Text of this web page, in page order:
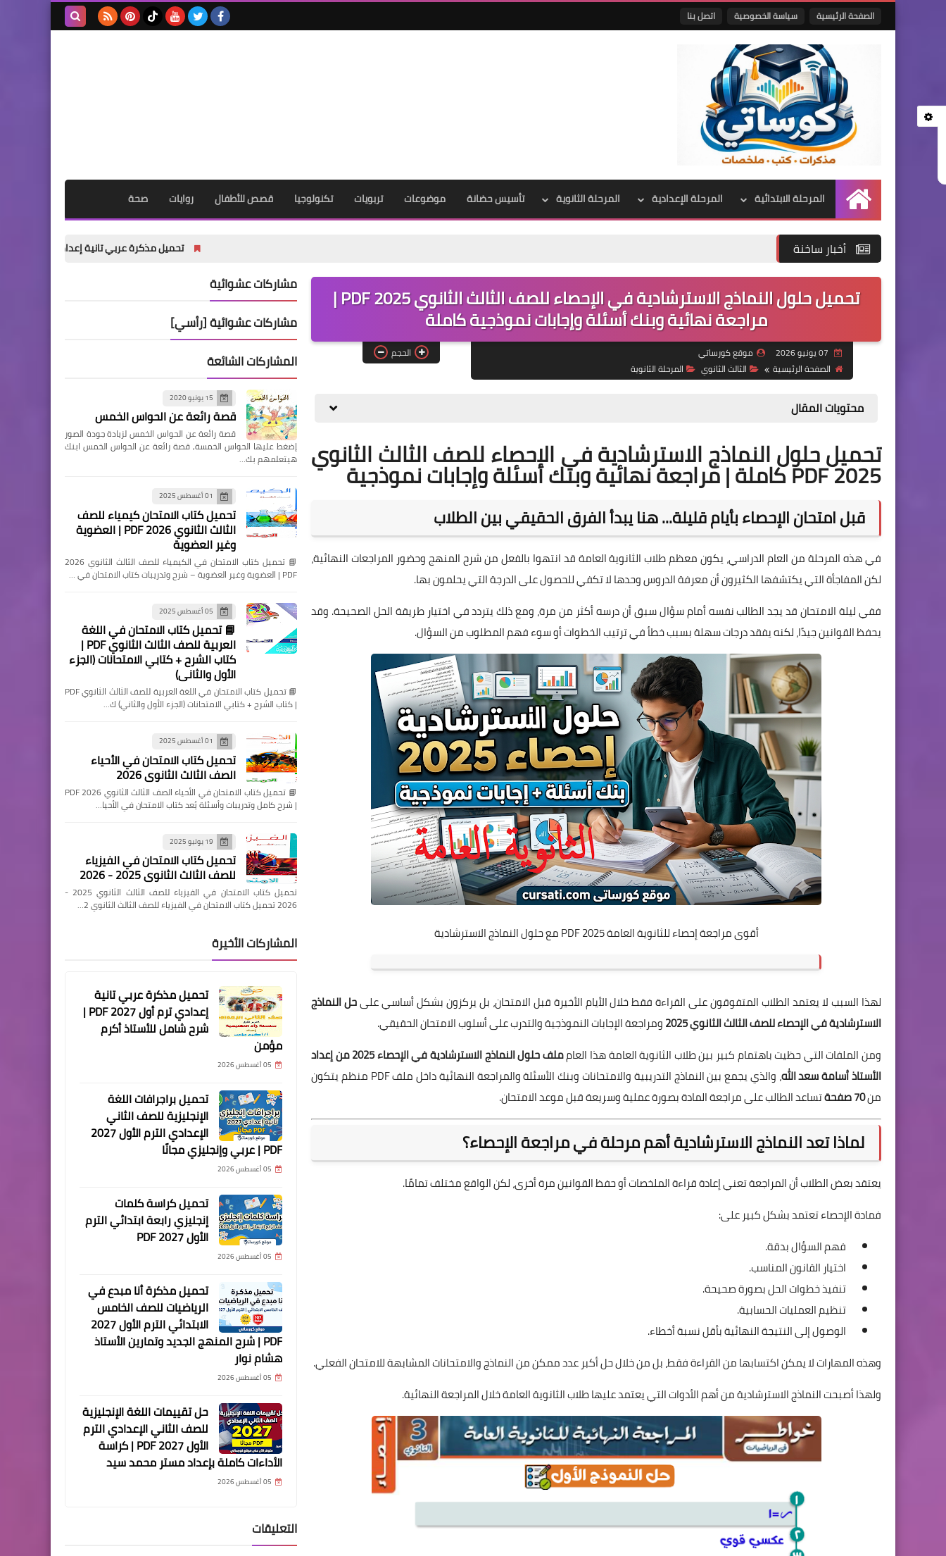
الصفحة الرئيسية سياسة الخصوصية اتصل بنا
الرئيسية
المرحلة الابتدائية المرحلة الإعدادية المرحلة الثانوية تأسيس حضانة موضوعات تربويات تكنولوجيا قصص للأطفال روايات صحة
أخبار ساخنة تحميل مذكرة عربي تانية إعدادي ترم أول 2027 PDF | شرح شامل للأستاذ أكرم مؤمن
تحميل حلول النماذج الاسترشادية في الإحصاء للصف الثالث الثانوي 2025 PDF |
مراجعة نهائية وبنك أسئلة وإجابات نموذجية كاملة
موقع كورساتي
الصفحة الرئيسية
الثالث الثانوي المرحلة الثانوية
الحجم
محتويات المقال
تحميل حلول النماذج الاسترشادية في الإحصاء للصف الثالث الثانوي
2025 PDF كاملة | مراجعة نهائية وبنك أسئلة وإجابات نموذجية
قبل امتحان الإحصاء بأيام قليلة... هنا يبدأ الفرق الحقيقي بين الطلاب
في هذه المرحلة من العام الدراسي، يكون معظم طلاب الثانوية العامة قد انتهوا بالفعل من شرح المنهج وحضور المراجعات النهائية،
لكن المفاجأة التي يكتشفها الكثيرون أن معرفة الدروس وحدها لا تكفي للحصول على الدرجة التي يحلمون بها.
ففي ليلة الامتحان قد يجد الطالب نفسه أمام سؤال سبق أن درسه أكثر من مرة، ومع ذلك يتردد في اختيار طريقة الحل الصحيحة. وقد
يحفظ القوانين جيدًا، لكنه يفقد درجات سهلة بسبب خطأ في ترتيب الخطوات أو سوء فهم المطلوب من السؤال.
أقوى مراجعة إحصاء للثانوية العامة 2025 PDF مع حلول النماذج الاسترشادية
لهذا السبب لا يعتمد الطلاب المتفوقون على القراءة فقط خلال الأيام الأخيرة قبل الامتحان، بل يركزون بشكل أساسي علىحل النماذج
الاسترشادية في الإحصاء للصف الثالث الثانوي 2025
ومراجعة الإجابات النموذجية والتدرب على أسلوب الامتحان الحقيقي.
ومن الملفات التي حظيت باهتمام كبير بين طلاب الثانوية العامة هذا العام
ملف حلول النماذج الاسترشادية في الإحصاء 2025 من إعداد
الأستاذ أسامة سعد الله
، والذي يجمع بين النماذج التدريبية والامتحانات وبنك الأسئلة والمراجعة النهائية داخل ملف PDF منظم يتكون
من70 صفحة تساعد الطالب على مراجعة المادة بصورة عملية وسريعة قبل موعد الامتحان.
لماذا تعد النماذج الاسترشادية أهم مرحلة في مراجعة الإحصاء؟
يعتقد بعض الطلاب أن المراجعة تعني إعادة قراءة الملخصات أو حفظ القوانين مرة أخرى، لكن الواقع مختلف تمامًا.
فمادة الإحصاء تعتمد بشكل كبير على:
فهم السؤال بدقة.
اختيار القانون المناسب.
تنفيذ خطوات الحل بصورة صحيحة.
تنظيم العمليات الحسابية.
الوصول إلى النتيجة النهائية بأقل نسبة أخطاء.
وهذه المهارات لا يمكن اكتسابها من القراءة فقط، بل من خلال حل أكبر عدد ممكن من النماذج والامتحانات المشابهة للامتحان الفعلي.
ولهذا أصبحت النماذج الاسترشادية من أهم الأدوات التي يعتمد عليها طلاب الثانوية العامة خلال المراجعة النهائية.
مشاركات عشوائية
مشاركات عشوائية [رأسي]
المشاركات الشائعة
15 يونيو 2020
قصة رائعة عن الحواس الخمس
قصة رائعة عن الحواس الخمس لزيادة جودة الصور
إضغط عليها الحواس الخمسة, قصة رائعة عن الحواس الخمس ابنك
هيتعلمهم بك…
01 أغسطس 2025
تحميل كتاب الامتحان كيمياء للصف
الثالث الثانوي 2026 PDF | العضوية
وغير العضوية
📘 تحميل كتاب الامتحان في الكيمياء للصف الثالث الثانوي 2026
PDF | العضوية وغير العضوية – شرح وتدريبات كتاب الامتحان في …
05 أغسطس 2025
📘 تحميل كتاب الامتحان في اللغة
العربية للصف الثالث الثانوي PDF |
كتاب الشرح + كتابي الامتحانات (الجزء
الأول والثاني)
📘 تحميل كتاب الامتحان في اللغة العربية للصف الثالث الثانوي PDF
| كتاب الشرح + كتابي الامتحانات (الجزء الأول والثاني) ك…
01 أغسطس 2025
تحميل كتاب الامتحان في الأحياء
الصف الثالث الثانوي 2026
📘 تحميل كتاب الامتحان في الأحياء الصف الثالث الثانوي 2026 PDF
| شرح كامل وتدريبات وأسئلة يُعد كتاب الامتحان في الأحيا…
19 يوليو 2025
تحميل كتاب الامتحان في الفيزياء
للصف الثالث الثانوي 2025 - 2026
تحميل كتاب الامتحان في الفيزياء للصف الثالث الثانوي 2025 -
2026 تحميل كتاب الامتحان في الفيزياء للصف الثالث الثانوي 2…
المشاركات الأخيرة
تحميل مذكرة عربي تانية
إعدادي ترم أول 2027 PDF |
شرح شامل للأستاذ أكرم
مؤمن
05 أغسطس 2026
تحميل براجرافات اللغة
الإنجليزية للصف الثاني
الإعدادي الترم الأول 2027
PDF | عربي وإنجليزي مجانًا
05 أغسطس 2026
تحميل كراسة كلمات
إنجليزي رابعة ابتدائي الترم
الأول 2027 PDF
05 أغسطس 2026
تحميل مذكرة أنا مبدع في
الرياضيات للصف الخامس
الابتدائي الترم الأول 2027
PDF | شرح المنهج الجديد وتمارين الأستاذ
هشام نوار
05 أغسطس 2026
حل تقييمات اللغة الإنجليزية
للصف الثاني الإعدادي الترم
الأول 2027 PDF | كراسة
الأداءات كاملة بإعداد مستر محمد سيد
05 أغسطس 2026
التعليقات